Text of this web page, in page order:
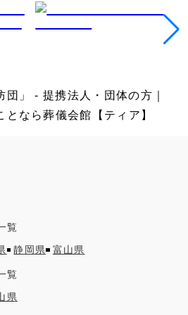
」 - 提携法人・団体の方｜
なら葬儀会館【ティア】
覧
静岡県 富山県
覧
県